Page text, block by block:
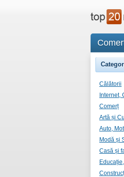
Călătorii
Internet,
Comerț
Artă și
Auto,
Modă și
Casă și